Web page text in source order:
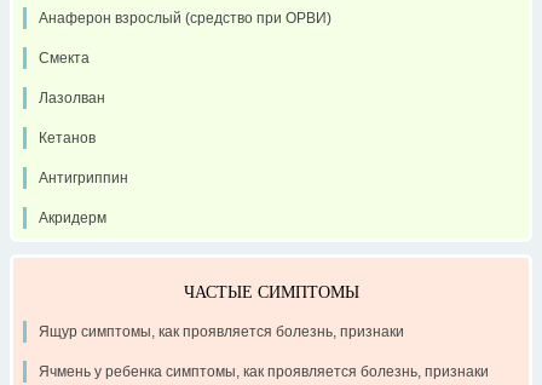
Анаферон взрослый (средство при ОРВИ)
Смекта
Лазолван
Кетанов
Антигриппин
Акридерм
ЧАСТЫЕ СИМПТОМЫ
Ящур симптомы, как проявляется болезнь, признаки
Ячмень у ребенка симптомы, как проявляется болезнь, признаки